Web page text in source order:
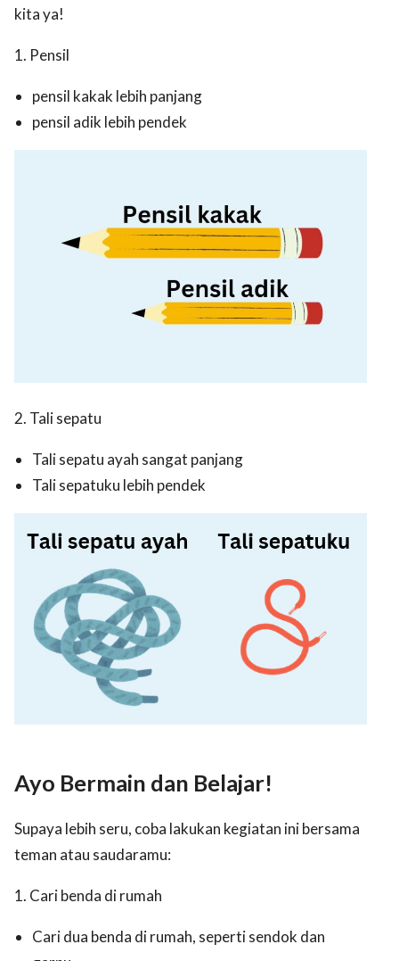
kita ya!
1. Pensil
pensil kakak lebih panjang
pensil adik lebih pendek
2. Tali sepatu
Tali sepatu ayah sangat panjang
Tali sepatuku lebih pendek
Ayo Bermain dan Belajar!
Supaya lebih seru, coba lakukan kegiatan ini bersama
teman atau saudaramu:
1. Cari benda di rumah
Cari dua benda di rumah, seperti sendok dan